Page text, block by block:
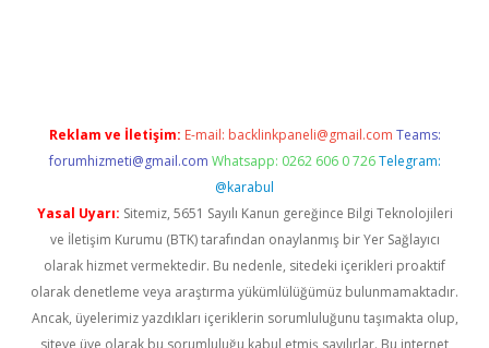
Reklam ve İletişim: E-mail: backlinkpaneli@gmail.com Teams:
forumhizmeti@gmail.com Whatsapp: 0262 606 0 726 Telegram:
@karabul
Yasal Uyarı: Sitemiz, 5651 Sayılı Kanun gereğince Bilgi Teknolojileri
ve İletişim Kurumu (BTK) tarafından onaylanmış bir Yer Sağlayıcı
olarak hizmet vermektedir. Bu nedenle, sitedeki içerikleri proaktif
olarak denetleme veya araştırma yükümlülüğümüz bulunmamaktadır.
Ancak, üyelerimiz yazdıkları içeriklerin sorumluluğunu taşımakta olup,
siteye üye olarak bu sorumluluğu kabul etmiş sayılırlar. Bu internet